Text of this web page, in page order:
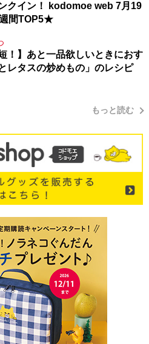
クイン！ kodomoe web 7月19
間TOP5★
！】あと一品欲しいときにおす
レタスの炒めもの」のレシピ
もっと読む